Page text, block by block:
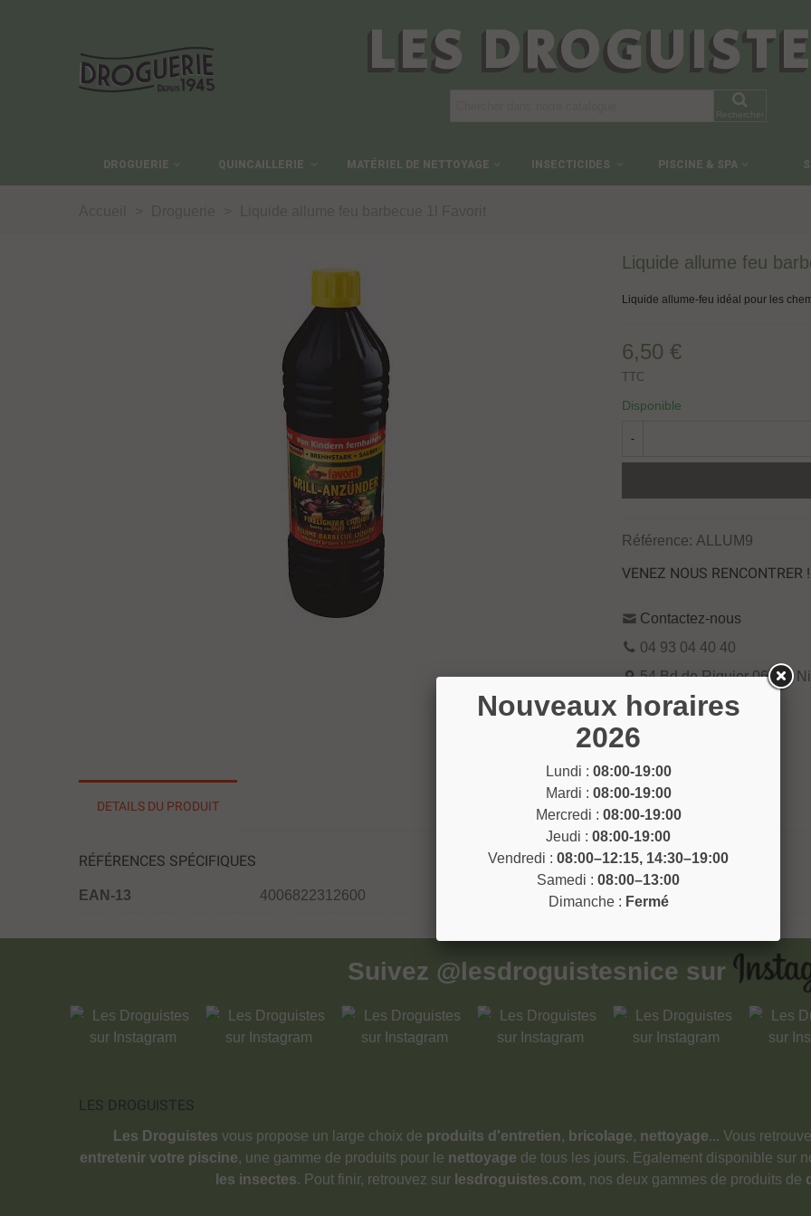
LES
Rechercher
DROGUERIE QUINCAILLERIE MATÉRIEL DE NETTOYAGE INSECTICIDES PISCINE & SPA
Liquide allume feu
Liquide allume-feu idéal pour les
6,50 €
TTC
Disponible
-
Référence: ALLUM9
VENEZ NOUS RENCONTRER !
Contactez-nous
04 93 04 40 40
54 Bd de Riquier 06300
Voir sur la carte
DETAILS DU PRODUIT
RÉFÉRENCES SPÉCIFIQUES
EAN-13 4006822312600
Suivez @lesdroguistesnice sur
LES DROGUISTES
Les Droguistes vous propose un large choix de produits d'entretien, bricolage, nettoyage... Vous
entretenir votre piscine, une gamme de produits pour le nettoyage de tous les jours. Egalement disponible sur
les insectes. Pout finir, retrouvez sur lesdroguistes.com, nos deux gammes de produits de
Nouveaux horaires
2026
Lundi : 08:00-19:00
Mardi : 08:00-19:00
Mercredi : 08:00-19:00
Jeudi : 08:00-19:00
Vendredi : 08:00–12:15, 14:30–19:00
Samedi : 08:00–13:00
Dimanche : Fermé